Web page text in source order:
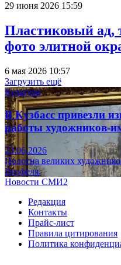
29 июня 2026 15:59
Пластиковый ад,
фото элитной
6 мая 2026 10:57
Загрузить ещё
Культура
В Кузбасс привезли
работы художников-
23.06.2026
Полотна великих
Верфеля.
Новости СМИ2
Редакция
Контакты
Прайс-лист
Правила цитирования
Политика